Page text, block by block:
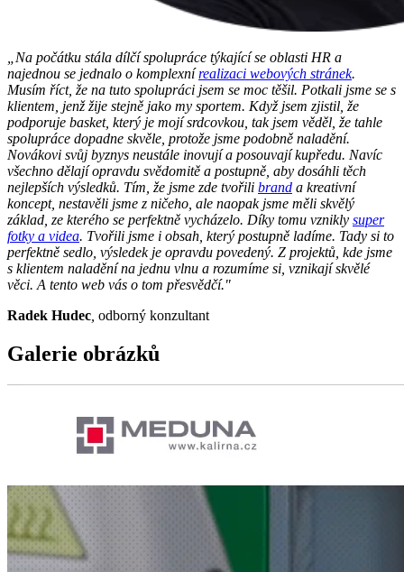
„Na počátku stála dílčí spolupráce týkající se oblasti HR a
najednou se jednalo o komplexnírealizaci webových stránek.
Musím říct, že na tuto spolupráci jsem se moc těšil. Potkali jsme se s
klientem, jenž žije stejně jako my sportem. Když jsem zjistil, že
podporuje basket, který je mojí srdcovkou, tak jsem věděl, že tahle
spolupráce dopadne skvěle, protože jsme podobně naladění.
Novákovi svůj byznys neustále inovují a posouvají kupředu. Navíc
všechno dělají opravdu svědomitě a postupně, aby dosáhli těch
nejlepších výsledků. Tím, že jsme zde tvořili brand a kreativní
koncept, nestavěli jsme z ničeho, ale naopak jsme měli skvělý
základ, ze kterého se perfektně vycházelo. Díky tomu vznikly super
fotky a videa. Tvořili jsme i obsah, který postupně ladíme. Tady si to
perfektně sedlo, výsledek je opravdu povedený. Z projektů, kde jsme
s klientem naladění na jednu vlnu a rozumíme si, vznikají skvělé
věci. A tento web vás o tom přesvědčí."
Radek Hudec odborný konzultant
Galerie obrázků